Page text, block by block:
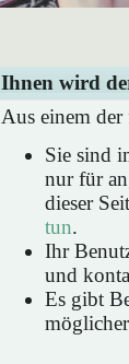
Ihnen wird
Aus einem
Sie sind
nur für
dieser
tun.
Ihr
und
Es gibt